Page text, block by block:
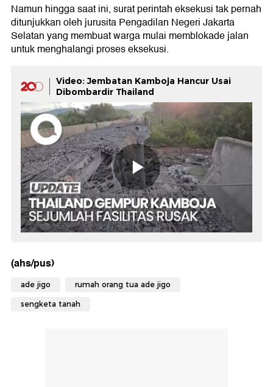
Namun hingga saat ini, surat perintah eksekusi tak pernah
ditunjukkan oleh jurusita Pengadilan Negeri Jakarta
Selatan yang membuat warga mulai memblokade jalan
untuk menghalangi proses eksekusi.
Video: Jembatan Kamboja Hancur Usai
Dibombardir Thailand
(ahs/pus)
ade jigo rumah orang tua ade jigo
sengketa tanah